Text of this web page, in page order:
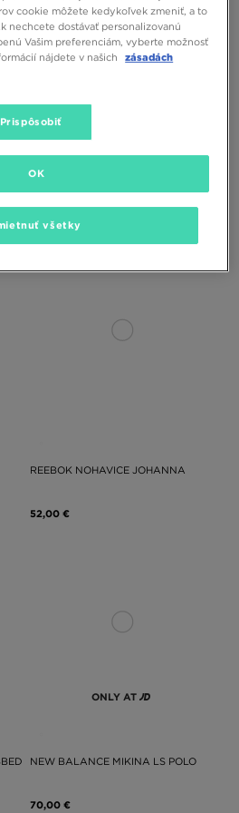
ADIDAS NOHAVICE FB PNT D
85,00 €
REEBOK NOHAVICE JOHANNA
52,00 €
ONLY AT
NEW BALANCE MIKINA LS POLO
70,00 €
cookie môžete kedykoľvek zmeniť, a to
nechcete dostávať personalizovanú
Vašim preferenciám, vyberte možnosť
nájdete v našich
zásadách
Prispôsobiť
všetky
OK